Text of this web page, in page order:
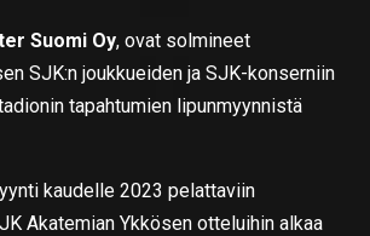
Suomi Oy, ovat solmineet
SJK:n joukkueiden ja SJK-konserniin
tapahtumien lipunmyynnistä
kaudelle 2023 pelattaviin
Akatemian Ykkösen otteluihin alkaa